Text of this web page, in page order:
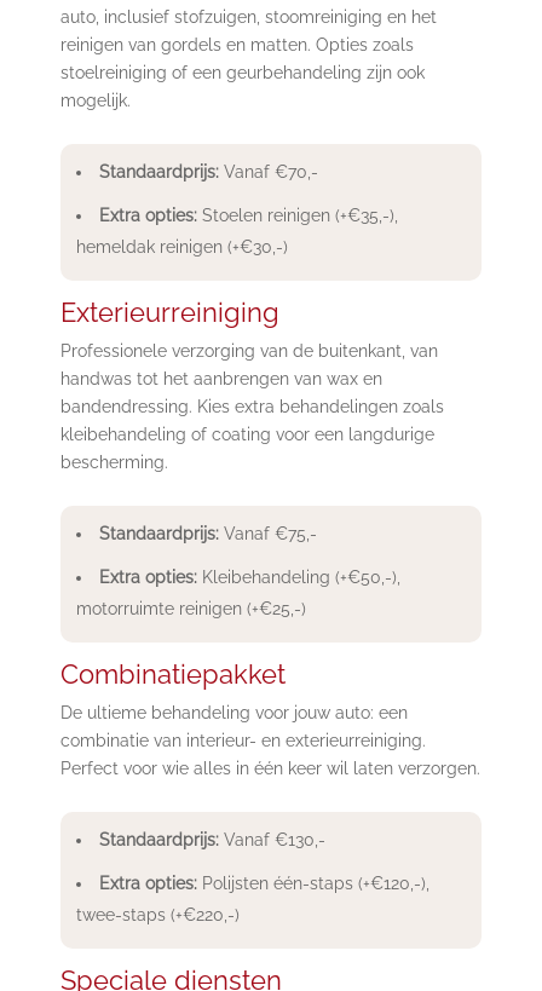
auto, inclusief stofzuigen, stoomreiniging en het
reinigen van gordels en matten. Opties zoals
stoelreiniging of een geurbehandeling zijn ook
mogelijk.
Standaardprijs:Vanaf €70,-
Extra opties:Stoelen reinigen (+€35,-),
hemeldak reinigen (+€30,-)
Exterieurreiniging
Professionele verzorging van de buitenkant, van
handwas tot het aanbrengen van wax en
bandendressing. Kies extra behandelingen zoals
kleibehandeling of coating voor een langdurige
bescherming.
Standaardprijs:Vanaf €75,-
Extra opties:Kleibehandeling (+€50,-),
motorruimte reinigen (+€25,-)
Combinatiepakket
De ultieme behandeling voor jouw auto: een
combinatie van interieur- en exterieurreiniging.
Perfect voor wie alles in één keer wil laten verzorgen.
Standaardprijs:Vanaf €130,-
Extra opties:Polijsten één-staps (+€120,-),
twee-staps (+€220,-)
Speciale diensten